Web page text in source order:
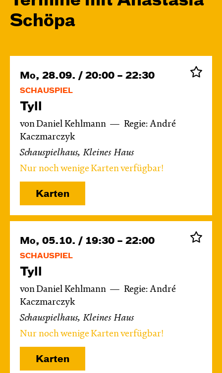
Schöpa
Mo, 28.09. / 20:00 – 22:30
SCHAUSPIEL
Tyll
von Daniel Kehlmann
Regie: André
Kaczmarczyk
Schauspielhaus, Kleines Haus
Nur noch wenige Karten verfügbar!
Karten
Mo, 05.10. / 19:30 – 22:00
SCHAUSPIEL
Tyll
von Daniel Kehlmann
Regie: André
Kaczmarczyk
Schauspielhaus, Kleines Haus
Nur noch wenige Karten verfügbar!
Karten